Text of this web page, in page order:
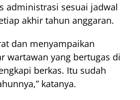
administrasi sesuai jadwal
akhir tahun anggaran.
dan menyampaikan
wartawan yang bertugas di
berkas. Itu sudah
katanya.